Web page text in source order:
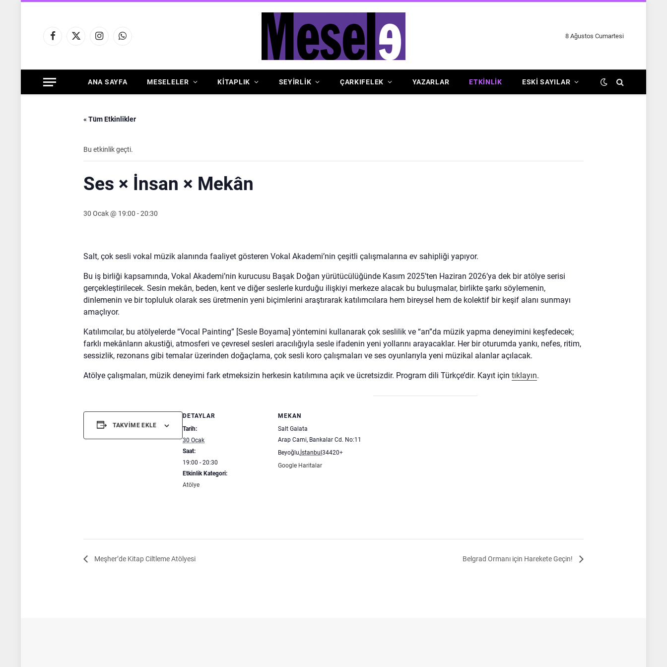
Facebook
X
InstagramWhatsApp
8 Ağustos Cumartesi
ANA SAYFA MESELELER KİTAPLIK SEYİRLİK ÇARKIFELEK YAZARLAR ETKINLIK ESKI SAYILAR
« Tüm Etkinlikler
Bu etkinlik geçti.
Ses × İnsan × Mekân
30 Ocak @ 19:00 -20:30
Salt, çok sesli vokal müzik alanında faaliyet gösteren Vokal Akademi’nin çeşitli çalışmalarına ev sahipliği yapıyor.
Bu iş birliği kapsamında, Vokal Akademi’nin kurucusu Başak Doğan yürütücülüğünde Kasım 2025’ten Haziran 2026’ya dek bir atölye serisi
gerçekleştirilecek. Sesin mekân, beden, kent ve diğer seslerle kurduğu ilişkiyi merkeze alacak bu buluşmalar, birlikte şarkı söylemenin,
dinlemenin ve bir topluluk olarak ses üretmenin yeni biçimlerini araştırarak katılımcılara hem bireysel hem de kolektif bir keşif alanı sunmayı
amaçlıyor.
Katılımcılar, bu atölyelerde “Vocal Painting” [Sesle Boyama] yöntemini kullanarak çok seslilik ve “an”da müzik yapma deneyimini keşfedecek;
farklı mekânların akustiği, atmosferi ve çevresel sesleri aracılığıyla sesle ifadenin yeni yollarını arayacaklar. Her bir oturumda yankı, nefes, ritim,
sessizlik, rezonans gibi temalar üzerinden doğaçlama, çok sesli koro çalışmaları ve ses oyunlarıyla yeni müzikal alanlar açılacak.
Atölye çalışmaları, müzik deneyimi fark etmeksizin herkesin katılımına açık ve ücretsizdir. Program dili Türkçe’dir. Kayıt için tıklayın.
TAKVIME EKLE
DETAYLAR
Tarih:
30 Ocak
Saat:
19:00 - 20:30
Etkinlik Kategori:
Atölye
MEKAN
Salt Galata
Arap Cami, Bankalar Cd. No:11
Beyoğlu, İstanbul 34420+
Google Haritalar
Meşher’de Kitap Ciltleme Atölyesi Belgrad Ormanı için Harekete Geçin!